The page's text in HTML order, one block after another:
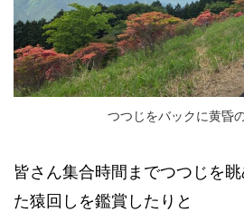
つつじをバックに黄昏
皆さん集合時間までつつじを
た猿回しを鑑賞したりと